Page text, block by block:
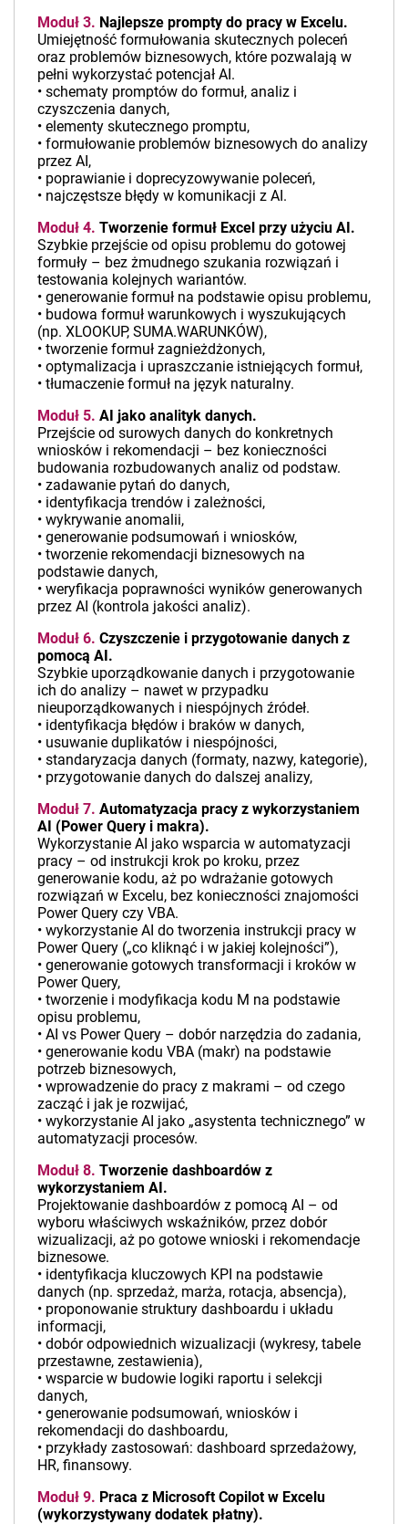
Moduł 3. Najlepsze prompty do pracy w Excelu.
Umiejętność formułowania skutecznych poleceń
oraz problemów biznesowych, które pozwalają w
pełni wykorzystać potencjał AI.
• schematy promptów do formuł, analiz i
czyszczenia danych,
• elementy skutecznego promptu,
• formułowanie problemów biznesowych do analizy
przez AI,
• poprawianie i doprecyzowywanie poleceń,
• najczęstsze błędy w komunikacji z AI.
Moduł 4. Tworzenie formuł Excel przy użyciu AI.
Szybkie przejście od opisu problemu do gotowej
formuły – bez żmudnego szukania rozwiązań i
testowania kolejnych wariantów.
• generowanie formuł na podstawie opisu problemu,
• budowa formuł warunkowych i wyszukujących
(np. XLOOKUP, SUMA.WARUNKÓW),
• tworzenie formuł zagnieżdżonych,
• optymalizacja i upraszczanie istniejących formuł,
• tłumaczenie formuł na język naturalny.
Moduł 5. AI jako analityk danych.
Przejście od surowych danych do konkretnych
wniosków i rekomendacji – bez konieczności
budowania rozbudowanych analiz od podstaw.
• zadawanie pytań do danych,
• identyfikacja trendów i zależności,
• wykrywanie anomalii,
• generowanie podsumowań i wniosków,
• tworzenie rekomendacji biznesowych na
podstawie danych,
• weryfikacja poprawności wyników generowanych
przez AI (kontrola jakości analiz).
Moduł 6. Czyszczenie i przygotowanie danych z
pomocą AI.
Szybkie uporządkowanie danych i przygotowanie
ich do analizy – nawet w przypadku
nieuporządkowanych i niespójnych źródeł.
• identyfikacja błędów i braków w danych,
• usuwanie duplikatów i niespójności,
• standaryzacja danych (formaty, nazwy, kategorie),
• przygotowanie danych do dalszej analizy,
Moduł 7. Automatyzacja pracy z wykorzystaniem
AI (Power Query i makra).
Wykorzystanie AI jako wsparcia w automatyzacji
pracy – od instrukcji krok po kroku, przez
generowanie kodu, aż po wdrażanie gotowych
rozwiązań w Excelu, bez konieczności znajomości
Power Query czy VBA.
• wykorzystanie AI do tworzenia instrukcji pracy w
Power Query („co kliknąć i w jakiej kolejności”),
• generowanie gotowych transformacji i kroków w
Power Query,
• tworzenie i modyfikacja kodu M na podstawie
opisu problemu,
• AI vs Power Query – dobór narzędzia do zadania,
• generowanie kodu VBA (makr) na podstawie
potrzeb biznesowych,
• wprowadzenie do pracy z makrami – od czego
zacząć i jak je rozwijać,
• wykorzystanie AI jako „asystenta technicznego” w
automatyzacji procesów.
Moduł 8. Tworzenie dashboardów z
wykorzystaniem AI.
Projektowanie dashboardów z pomocą AI – od
wyboru właściwych wskaźników, przez dobór
wizualizacji, aż po gotowe wnioski i rekomendacje
biznesowe.
• identyfikacja kluczowych KPI na podstawie
danych (np. sprzedaż, marża, rotacja, absencja),
• proponowanie struktury dashboardu i układu
informacji,
• dobór odpowiednich wizualizacji (wykresy, tabele
przestawne, zestawienia),
• wsparcie w budowie logiki raportu i selekcji
danych,
• generowanie podsumowań, wniosków i
rekomendacji do dashboardu,
• przykłady zastosowań: dashboard sprzedażowy,
HR, finansowy.
Moduł 9. Praca z Microsoft Copilot w Excelu
(wykorzystywany dodatek płatny).